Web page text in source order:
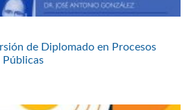
de Diplomado en Procesos